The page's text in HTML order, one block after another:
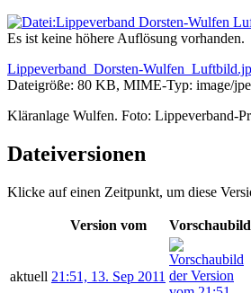
Es ist keine höhere Auflösung vorhanden.
Lippeverband_Dorsten-
Dateigröße: 80 KB, MIME-Typ: image/
Kläranlage Wulfen. Foto: Lippeverband-
Dateiversionen
Klicke auf einen Zeitpunkt, um diese
Version vom Vorschaubild
aktuell 21:51, 13. Sep 2011